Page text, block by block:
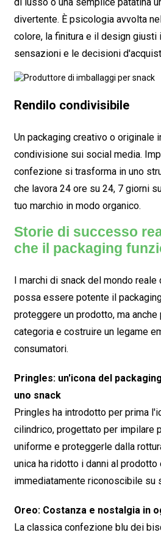
divertente. È psicologia avvolta
colore, la finitura e il design giusti
sensazioni e le decisioni
Rendilo condivisibile
Un packaging creativo o originale
condivisione sui social media.
confezione si trasforma in uno
che lavora 24 ore su 24, 7 giorni
tuo marchio in modo organico.
Storie di successo
che il packaging
I marchi di snack del mondo reale
possa essere potente il
proteggere un prodotto, ma anche
categoria e costruire un legame
consumatori.
Pringles: un'icona del
uno snack
Pringles ha introdotto per prima
cilindrico, progettato per impilare
uniforme e proteggerle dalla
unica ha ridotto i danni al
immediatamente riconoscibilesu
Oreo: Costanza e nostalgia in
La classica confezione blu dei